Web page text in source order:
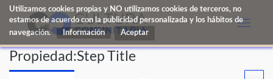
Utilizamos cookies propias y NO utilizamos cookies de terceros, no
estamos de acuerdo con la publicidad personalizada y los hábitos de
navegación.
Información
Toggle
Propiedad:Step Title